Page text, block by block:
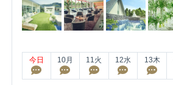
今日 10月 11 火 12水 13木